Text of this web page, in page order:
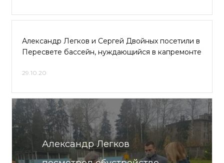
Александр Легков и Сергей Двойных посетили в
Пересвете бассейн, нуждающийся в капремонте
29.10.20
Александр Легков